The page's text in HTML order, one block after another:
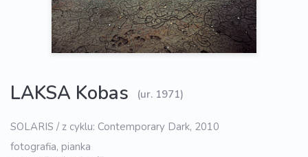
LAKSA Kobas (ur. 1971)
SOLARIS / z cyklu: Contemporary Dark, 2010
fotografia, pianka